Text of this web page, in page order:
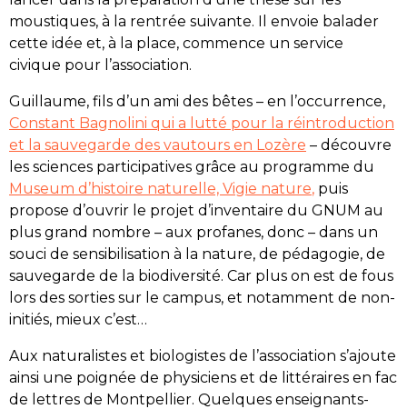
moustiques, à la rentrée suivante. Il envoie balader
cette idée et, à la place, commence un service
civique pour l’association.
Guillaume, fils d’un ami des bêtes – en l’occurrence,
Constant Bagnolini qui a lutté pour la réintroduction
et la sauvegarde des vautours en Lozère – découvre
les sciences participatives grâce au programme du
Museum d’histoire naturelle, Vigie nature, puis
propose d’ouvrir le projet d’inventaire du GNUM au
plus grand nombre – aux profanes, donc – dans un
souci de sensibilisation à la nature, de pédagogie, de
sauvegarde de la biodiversité. Car plus on est de fous
lors des sorties sur le campus, et notamment de non-
initiés, mieux c’est…
Aux naturalistes et biologistes de l’association s’ajoute
ainsi une poignée de physiciens et de littéraires en fac
de lettres de Montpellier. Quelques enseignants-